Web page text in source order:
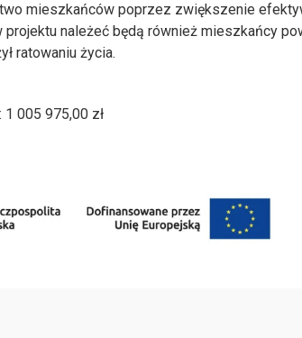
mieszkańców poprzez zwiększenie
należeć będą również mieszkańcy
ratowaniu życia.
005 975,00 zł